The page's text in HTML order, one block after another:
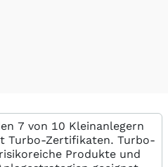
7 von 10 Kleinanlegern
Turbo-Zertifikaten. Turbo-
Produkte und